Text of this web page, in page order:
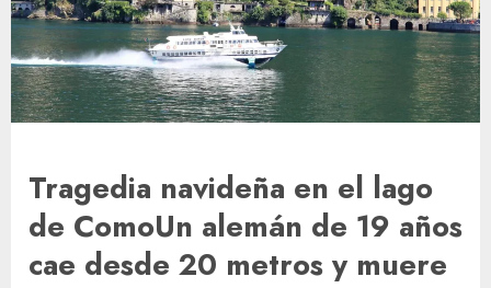
Tragedia navideña en el lago
de ComoUn alemán de 19 años
cae desde 20 metros y muere